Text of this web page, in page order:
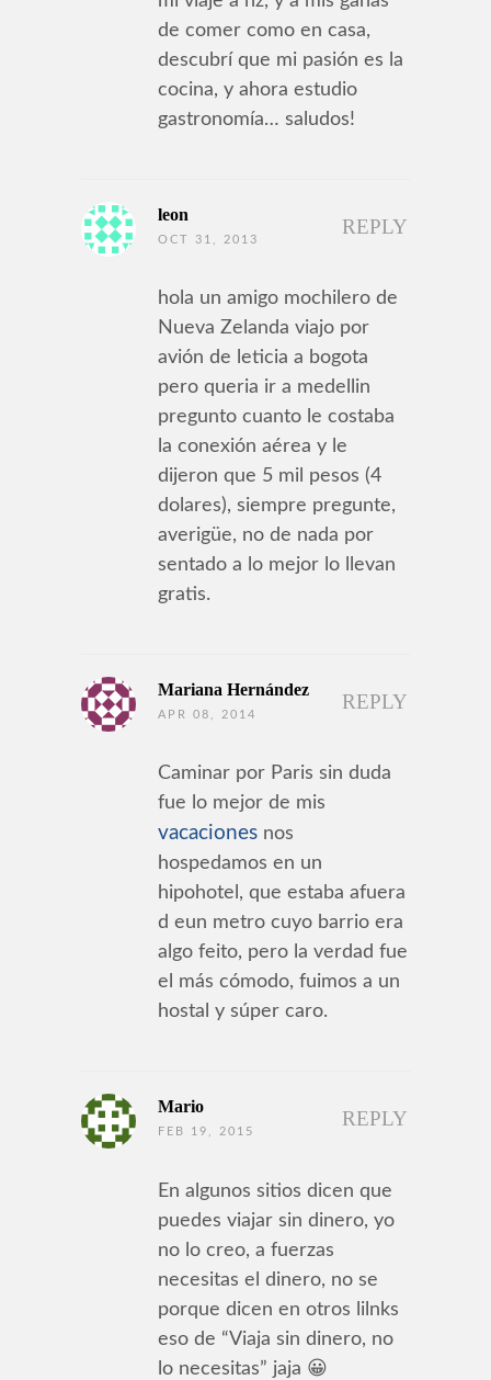
de comer como en casa,
descubrí que mi pasión es la
cocina, y ahora estudio
gastronomía… saludos!
leon
OCT 31, 2013
REPLY
hola un amigo mochilero de
Nueva Zelanda viajo por
avión de leticia a bogota
pero queria ir a medellin
pregunto cuanto le costaba
la conexión aérea y le
dijeron que 5 mil pesos (4
dolares), siempre pregunte,
averigüe, no de nada por
sentado a lo mejor lo llevan
gratis.
Mariana Hernández
APR 08, 2014
REPLY
Caminar por Paris sin duda
fue lo mejor de mis
vacaciones nos
hospedamos en un
hipohotel, que estaba afuera
d eun metro cuyo barrio era
algo feito, pero la verdad fue
el más cómodo, fuimos a un
hostal y súper caro.
Mario
FEB 19, 2015
REPLY
En algunos sitios dicen que
puedes viajar sin dinero, yo
no lo creo, a fuerzas
necesitas el dinero, no se
porque dicen en otros lilnks
eso de “Viaja sin dinero, no
lo necesitas” jaja 😀